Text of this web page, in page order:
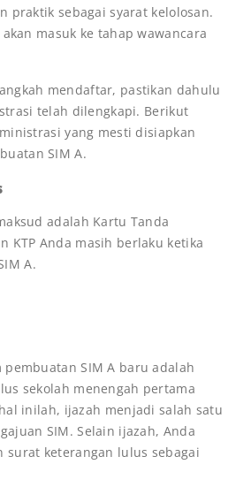
praktik sebagai syarat kelolosan.
masuk ke tahap wawancara
mendaftar, pastikan dahulu
telah dilengkapi. Berikut
yang mesti disiapkan
SIM A.
adalah Kartu Tanda
KTP Anda masih berlaku ketika
A.
SIM A baru adalah
sekolah menengah pertama
inilah, ijazah menjadi salah satu
SIM. Selain ijazah, Anda
surat keterangan lulus sebagai